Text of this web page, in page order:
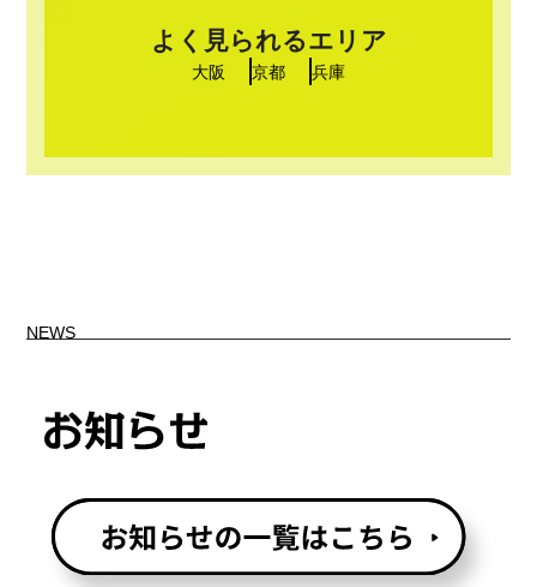
よく見られるエリア
大阪 京都 兵庫
NEWS